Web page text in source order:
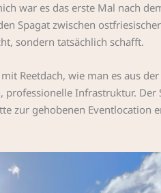
war es das erste Mal nach
Spagat zwischen
sondern tatsächlich schafft.
Reetdach, wie man es aus
professionelle Infrastruktur. Der
zur gehobenen Eventlocation